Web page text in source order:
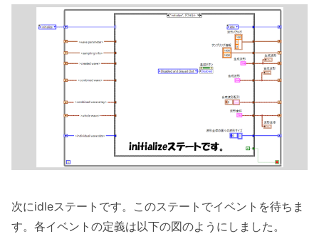
次にidleステートです。このステートでイベントを待ちま
す。各イベントの定義は以下の図のようにしました。